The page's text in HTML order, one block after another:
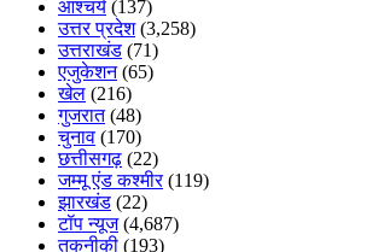
आश्चर्य (137)
उत्तर प्रदेश(3,258)
उत्तराखंड (71)
एजुकेशन(65)
खेल (216)
गुजरात(48)
चुनाव (170)
छत्तीसगढ़ (22)
जम्मू एंड कश्मीर(119)
झारखंड (22)
टॉप न्यूज(4,687)
तकनीकी (193)